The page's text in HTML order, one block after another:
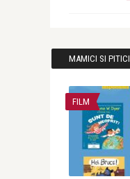
MAMICI SI PITICI
FILM